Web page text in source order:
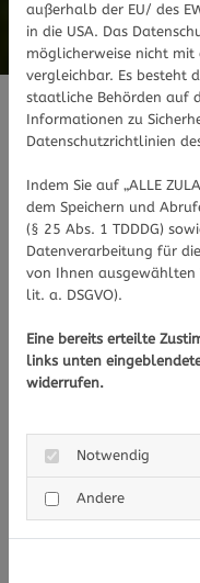
Mit
Ihnen
Hier informieren
News aus
außerhalb der EU/ des
in die USA. Das
möglicherweise nicht mit
vergleichbar. Es besteht
staatliche Behörden auf
Informationen zu
Datenschutzrichtlinien
Indem Sie auf „ALLE
dem Speichern und
(§ 25 Abs. 1 TDDDG)
Datenverarbeitung für
von Ihnen ausgewählten
lit. a. DSGVO).
Eine bereits erteilte
links unten
widerrufen.
Notwendig
Andere